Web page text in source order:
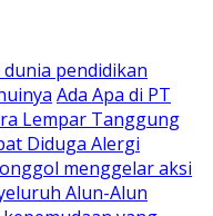
pendidikan
Ada Apa di PT
Lempar Tanggung
Diduga Alergi
menggelar aksi
Alun-Alun